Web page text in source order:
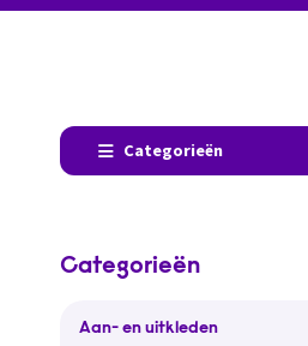
Categorieën
Categorieën
Aan- en uitkleden